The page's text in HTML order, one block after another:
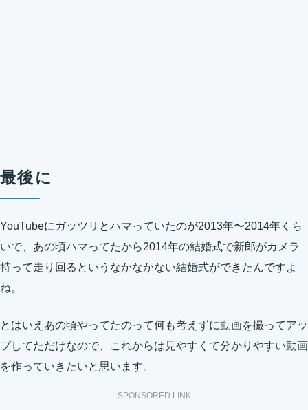
最後に
YouTubeにガッツリとハマっていたのが2013年〜2014年くら
いで、あの頃ハマってたから2014年の結婚式で新郎がカメラ
持って走り回るというなかなかない結婚式ができたんですよ
ね。
とはいえあの頃やってたのって何も考えずに動画を撮ってアッ
プしてただけなので、これからは見やすくて分かりやすい動画
を作っていきたいと思います。
SPONSORED LINK